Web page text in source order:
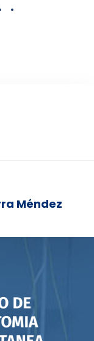
Méndez